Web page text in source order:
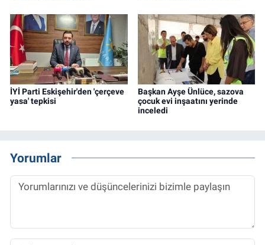
İYİ Parti Eskişehir'den 'çerçeve
yasa' tepkisi
Başkan Ayşe Ünlüce, sazova
çocuk evi inşaatını yerinde
inceledi
Yorumlar